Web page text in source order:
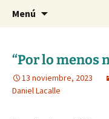
dlacalle.com
Blog de Daniel
Menú
“Por lo menos
13 noviembre, 2023
Daniel Lacalle